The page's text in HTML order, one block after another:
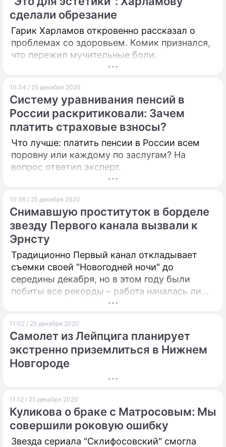
сделали обрезание
Гарик Харламов откровенно рассказал о
проблемах со здоровьем. Комик признался,
что пережил мучительные боли.
10:34 / 25 декабря 2020
Систему уравнивания пенсий в
России раскритиковали: Зачем
платить страховые взносы?
Что лучше: платить пенсии в России всем
поровну или каждому по заслугам? На
вопрос ответил эксперт.
10:36 / 25 декабря 2020
Снимавшую проституток в борделе
звезду Первого канала вызвали к
Эрнсту
Традиционно Первый канал откладывает
съемки своей "Новогодней ночи" до
середины декабря, но в этом году были
побиты все рекорды – работа началась лишь
в последнюю неделю 2020-го.
11:02 / 25 декабря 2020
Самолет из Лейпцига планирует
экстренно приземлиться в Нижнем
Новгороде
11:12 / 25 декабря 2020
Куликова о браке с Матросовым: Мы
совершили роковую ошибку
Звезда сериала "Склифосовский" смогла